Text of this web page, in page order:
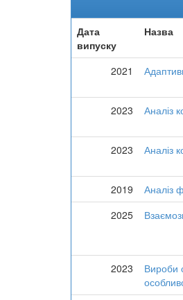
Дата
випуску
Назва
2021
2023
Аналіз
2023
Аналіз
2019
Аналіз
2025
2023
Вироби